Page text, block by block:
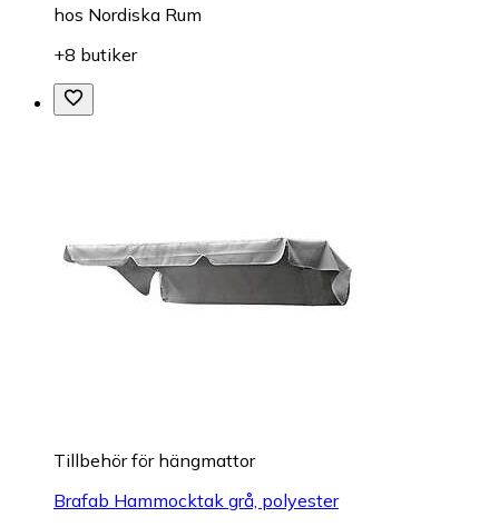
hos Nordiska Rum
+8 butiker
Tillbehör för hängmattor
Brafab Hammocktak grå, polyester